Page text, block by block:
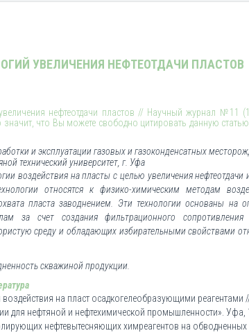
УВЕЛИЧЕНИЯ НЕФТЕОТДАЧИ ПЛАСТОВ
нефтеотдачи пластов // Научный журнал №11
значит, что Вы можете свободно цитировать данную
и эксплуатации газовых и газоконденсатных
технический университет, г. Уфа
воздействия на пласты с целью увеличения нефтеотдачи
относятся к физико-химическим методам
пласта заводнением. Эти технологии основаны на
за счет создания фильтрационного сопротивления
среду и обладающих избирательными свойствами
скважиной продукции.
на пласт осадкогелеобразующими реагентами
для нефтяной и нефтехимической промышленности». Уфа,
нефтевытесняющих химреагентов на обводненных